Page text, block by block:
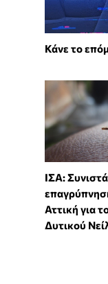
Κάνε το
ΙΣΑ:
Αττική για
Δυτικού